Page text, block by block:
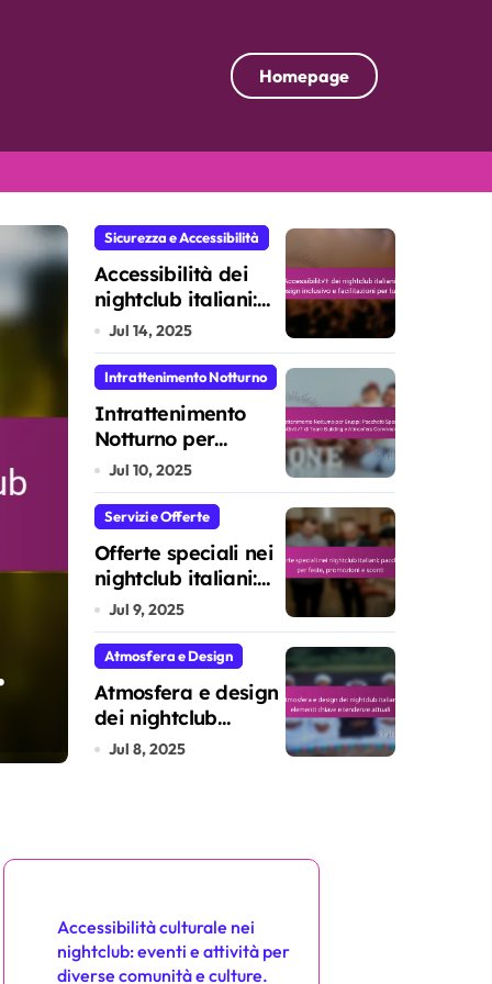
Homepage
Sicurezza e Accessibilità
Accessibilità dei
italiani: design
facilitazioni per
Marco Silvestri Jul 14, 2025
Sicurezza e Accessibilità
Accessibilità dei
nightclub italiani:
design inclusivo e
facilitazioni per
tutti
Jul 14, 2025
Intrattenimento Notturno
Intrattenimento
Notturno per
Gruppi: Pacchetti
Speciali, Attività di
Team Building e
Atmosfera
Conviviale
Jul 10, 2025
Servizi e Offerte
Offerte speciali nei
nightclub italiani:
pacchetti per feste,
promozioni e sconti
Jul 9, 2025
Atmosfera e Design
Atmosfera e design
dei nightclub
italiani: elementi
Jul 8, 2025
Accessibilità culturale nei
nightclub: eventi e attività per
diverse comunità e culture.